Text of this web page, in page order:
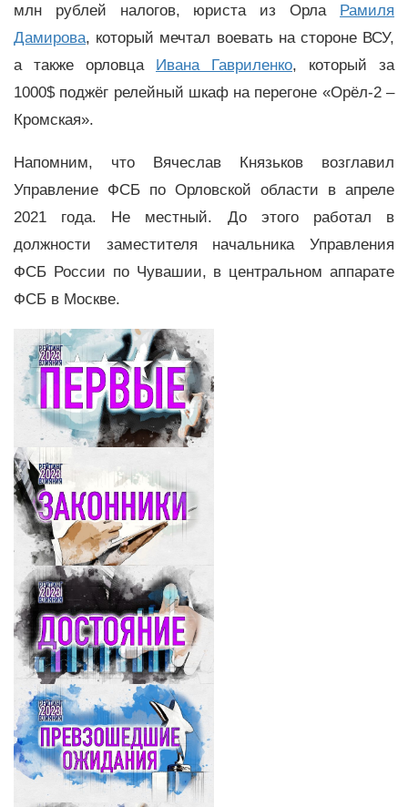
млн рублей налогов, юриста из Орла
Рамиля
Дамирова, который мечтал воевать на стороне ВСУ,
а также орловца
Ивана Гавриленко, который за
1000$ поджёг релейный шкаф на перегоне «Орёл-2 –
Кромская».
Напомним, что Вячеслав Князьков возглавил
Управление ФСБ по Орловской области в апреле
2021 года. Не местный. До этого работал в
должности заместителя начальника Управления
ФСБ России по Чувашии, в центральном аппарате
ФСБ в Москве.